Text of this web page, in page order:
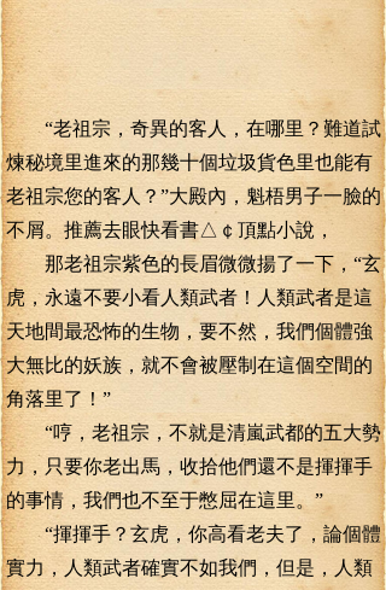
“老祖宗，奇異的客人，在哪里？難道試
煉秘境里進來的那幾十個垃圾貨色里也能有
老祖宗您的客人？”大殿內，魁梧男子一臉的
不屑。推薦去眼快看書△￠頂點小說，
那老祖宗紫色的長眉微微揚了一下，“玄
虎，永遠不要小看人類武者！人類武者是這
天地間最恐怖的生物，要不然，我們個體強
大無比的妖族，就不會被壓制在這個空間的
角落里了！”
“哼，老祖宗，不就是清嵐武都的五大勢
力，只要你老出馬，收拾他們還不是揮揮手
的事情，我們也不至于憋屈在這里。”
“揮揮手？玄虎，你高看老夫了，論個體
實力，人類武者確實不如我們，但是，人類